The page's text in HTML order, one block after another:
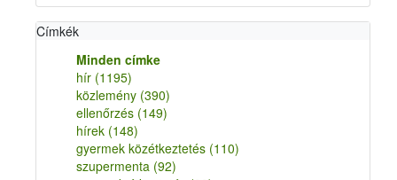
Címkék
Minden címke
hír (1195)
közlemény (390)
ellenőrzés (149)
hírek (148)
gyermek közétkeztetés (110)
szupermenta (92)